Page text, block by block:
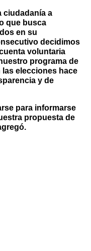
ciudadanía a
que busca
en su
decidimos
voluntaria
programa de
elecciones hace
y de
para informarse
propuesta de